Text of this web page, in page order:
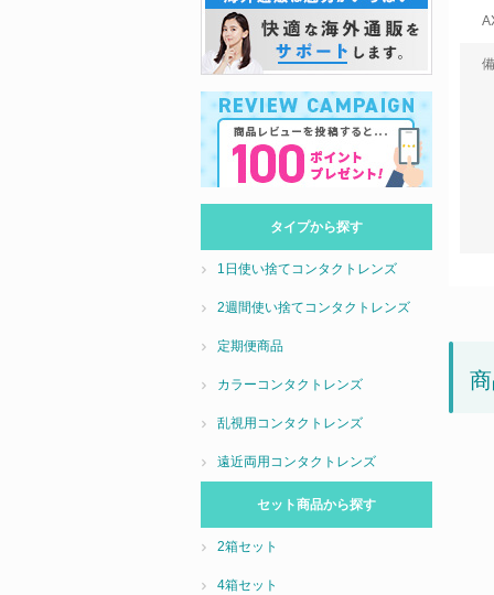
タイプから探す
1日使い捨てコンタクトレンズ
2週間使い捨てコンタクトレンズ
定期便商品
カラーコンタクトレンズ
乱視用コンタクトレンズ
遠近両用コンタクトレンズ
セット商品から探す
2箱セット
4箱セット